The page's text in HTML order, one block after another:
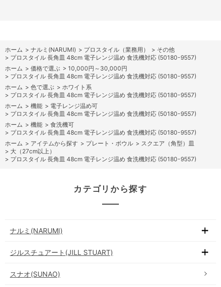
ホーム > ナルミ(NARUMI) > プロスタイル（業務用） > その他
> プロスタイル 長角皿 48cm 電子レンジ温め 食洗機対応 (50180-9557)
ホーム > 価格で選ぶ > 10,000円～30,000円
> プロスタイル 長角皿 48cm 電子レンジ温め 食洗機対応 (50180-9557)
ホーム > 色で選ぶ > ホワイト系
> プロスタイル 長角皿 48cm 電子レンジ温め 食洗機対応 (50180-9557)
ホーム > 機能 > 電子レンジ温め可
> プロスタイル 長角皿 48cm 電子レンジ温め 食洗機対応 (50180-9557)
ホーム > 機能 > 食洗機可
> プロスタイル 長角皿 48cm 電子レンジ温め 食洗機対応 (50180-9557)
ホーム > アイテムから探す > プレート・ボウル > スクエア（角型）皿
> 大（27cm以上）
> プロスタイル 長角皿 48cm 電子レンジ温め 食洗機対応 (50180-9557)
カテゴリから探す
ナルミ(NARUMI)
ジルスチュアート(JILL STUART)
スナオ(SUNAO)